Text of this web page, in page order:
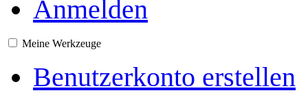
Anmelden
Meine Werkzeuge
Benutzerkonto erstellen